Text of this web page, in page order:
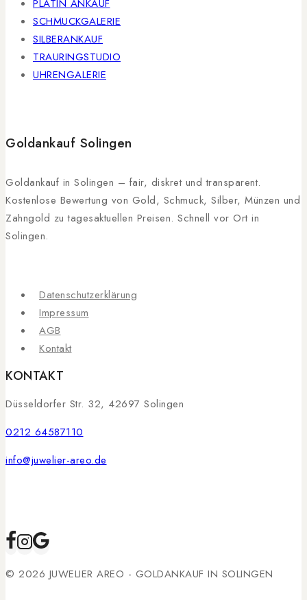
PLATIN ANKAUF
SCHMUCKGALERIE
SILBERANKAUF
TRAURINGSTUDIO
UHRENGALERIE
Goldankauf Solingen
Goldankauf in Solingen – fair, diskret und transparent.
Kostenlose Bewertung von Gold, Schmuck, Silber, Münzen und
Zahngold zu tagesaktuellen Preisen. Schnell vor Ort in
Solingen.
Datenschutzerklärung
Impressum
AGB
Kontakt
KONTAKT
Düsseldorfer Str. 32, 42697 Solingen
0212 64587110
info@juwelier-areo.de
© 2026 JUWELIER AREO - GOLDANKAUF IN SOLINGEN